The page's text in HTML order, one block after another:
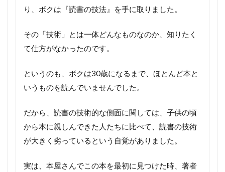
り、ボクは『読書の技法』を手に取りました。
その「技術」とは一体どんなものなのか、知りたく
て仕方がなかったのです。
というのも、ボクは30歳になるまで、ほとんど本と
いうものを読んでいませんでした。
だから、読書の技術的な側面に関しては、子供の頃
から本に親しんできた人たちに比べて、読書の技術
が大きく劣っているという自覚がありました。
実は、本屋さんでこの本を最初に見つけた時、著者